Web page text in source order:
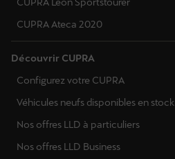
CUPRA Leon Sportstourer
CUPRA Ateca 2020
Découvrir CUPRA
Configurez votre CUPRA
Véhicules neufs disponibles en stock
Nos offres LLD à particuliers
Nos offres LLD Business